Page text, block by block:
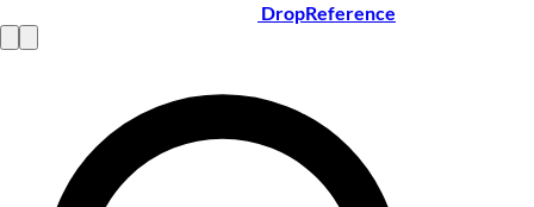
DropReference